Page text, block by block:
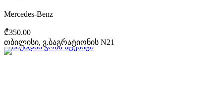
Mercedes-Benz
₾350.00
თბილისი, ვ.ბაგრატიონის N21